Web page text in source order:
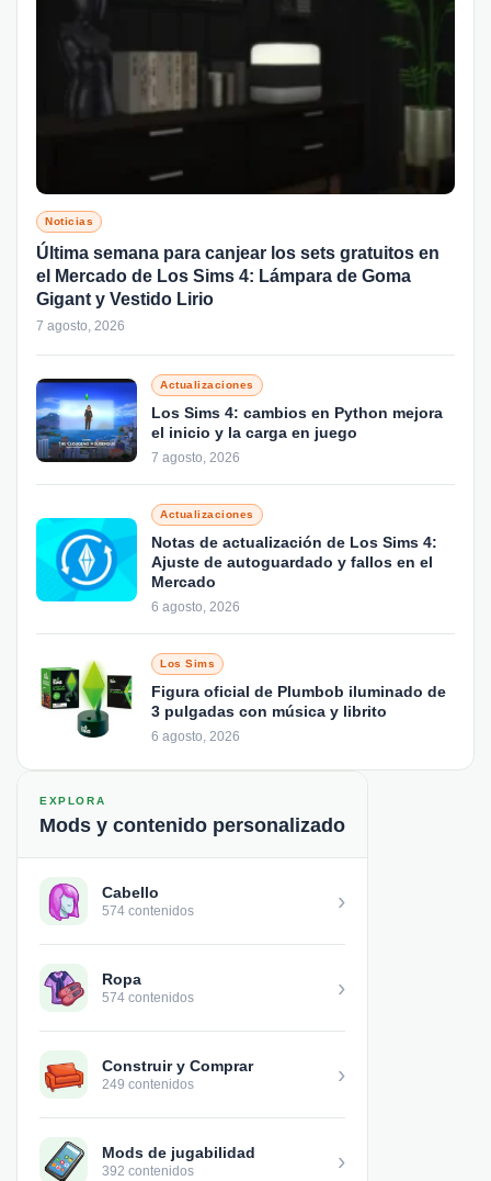
Noticias
Última semana para canjear los sets gratuitos en
el Mercado de Los Sims 4: Lámpara de Goma
Gigant y Vestido Lirio
7 agosto, 2026
Actualizaciones
Los Sims 4: cambios en Python mejora
el inicio y la carga en juego
7 agosto, 2026
Actualizaciones
Notas de actualización de Los Sims 4:
Ajuste de autoguardado y fallos en el
Mercado
6 agosto, 2026
Los Sims
Figura oficial de Plumbob iluminado de
3 pulgadas con música y librito
6 agosto, 2026
EXPLORA
Mods y contenido personalizado
Cabello
574 contenidos ›
Ropa
574 contenidos ›
Construir y Comprar
249 contenidos ›
Mods de jugabilidad
392 contenidos ›